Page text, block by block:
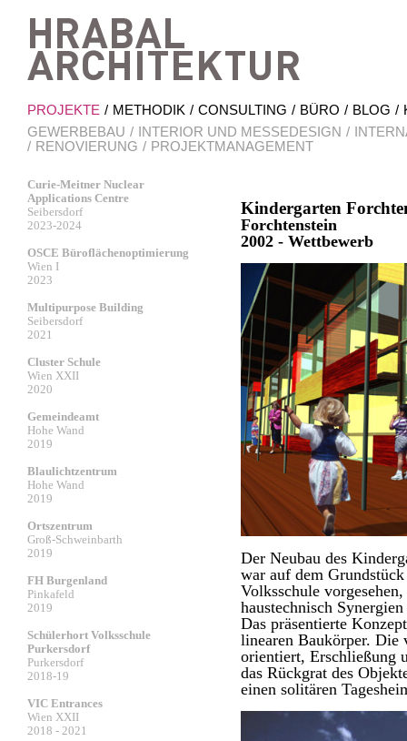
PROJEKTE METHODIK CONSULTING BÜRO BLOG
GEWERBEBAU
INTERIOR UND MESSEDESIGN
RENOVIERUNG
PROJEKTMANAGEMENT
Curie-Meitner Nuclear
Applications Centre
Seibersdorf
2023-2024
OSCE Büroflächenoptimierung
Wien I
2023
Multipurpose Building
Seibersdorf
2021
Cluster Schule
Wien XXII
2020
Gemeindeamt
Hohe Wand
2019
Blaulichtzentrum
Hohe Wand
2019
Ortszentrum
Groß-Schweinbarth
2019
FH Burgenland
Pinkafeld
2019
Schülerhort Volksschule
Purkersdorf
Purkersdorf
2018-19
VIC Entrances
Wien XXII
2018 - 2021
Kindergarten
Forchtenstein
2002 - Wettbewerb
Der Neubau des
war auf dem
Volksschule
haustechnisch
Das präsentierte
linearen Baukörper. Die
orientiert, Erschließung
das Rückgrat des
einen solitären